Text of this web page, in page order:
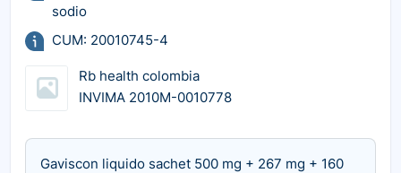
sodio
CUM: 20010745-4
Rb health colombia
INVIMA 2010M-0010778
Gaviscon liquido sachet 500 mg + 267 mg + 160